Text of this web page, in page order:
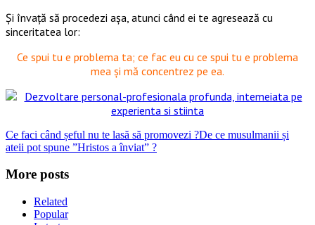
Și învață să procedezi așa, atunci când ei te agresează cu
sinceritatea lor:
Ce spui tu e problema ta; ce fac eu cu ce spui tu e problema
mea și mă concentrez pe ea.
Ce faci când șeful nu te lasă să promovezi ?De ce musulmanii și
ateii pot spune ”Hristos a înviat” ?
More posts
Related
Popular